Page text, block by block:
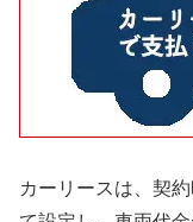
カーリースは、契